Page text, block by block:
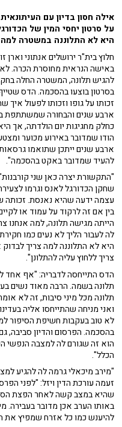
אילה חסון בדיון עם
על סרטון יחסי המין של
היא לא התלוננה במשטרה למה
חלוץ בית"ר ירושלים אנתוני
באישה הנראית מחוסרת הכרה.
להגיש תלונה, המשטרה החלה
בסרטון בוצעו בהסכמה. הדס
זכותו על גופו וזכותו לפעול
ארבע שנים והבחורה שמשתתפת
כחלק מחגיגות יום הולדתה, אך
הודו שמדובר באירוע מכוער
ארבע שנים ייתכן שתואמו
להעיד שמדובר באקט בהסכמה".
"התקשורת יצרה כאן שני
שחקן הכדורגל לאנס וגרמו
עצמה ידעה שהיא נאנסת. זכותה
בין אם זה לרקוד על עמוד או
הייתה מגישה תלונה, למה אנחנו
לה לעבור הליך לא נעים כמו
היא לא התלוננה למה צריך
צריך ללחוץ עליה להתלונן".
הדס התייחסה לדבריה: "אף אחד
תלונה בשמה. הרבה מאוד נשים
תלונה מכל מיני סיבות, זה לא
ואני מניחה שהתייחסו אליה
לא טוב בעקבות חשיפת הסיפור
בהסכמה. הפרסום והדיון
הוא זה שגורם לה למצבה הנפשי
הכלל".
"מירב מיכאלי גרמה לה להגיע
זעמה עורכת הדין ויזל: "לפני
שהיא במצב קשה לאחר הפצת
באותו הערב אכן מדובר בעבירה.
להיענש כמו כל אזרח שמפיץ את